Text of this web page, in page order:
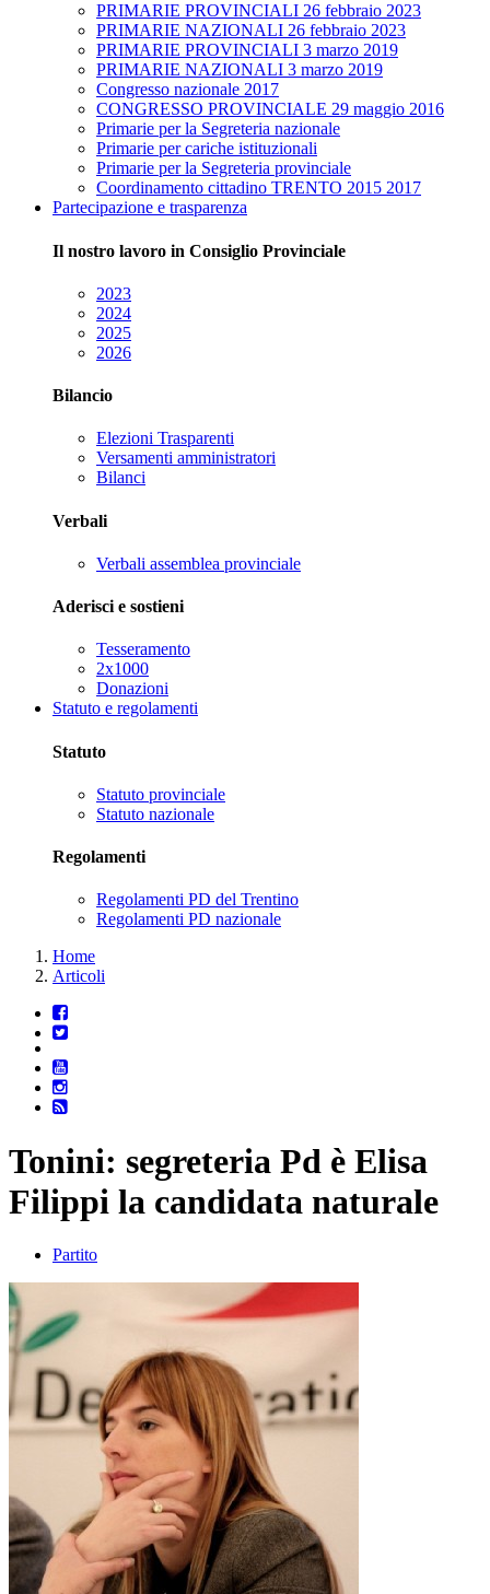
PRIMARIE PROVINCIALI 26 febbraio 2023
PRIMARIE NAZIONALI 26 febbraio 2023
PRIMARIE PROVINCIALI 3 marzo 2019
PRIMARIE NAZIONALI 3 marzo 2019
Congresso nazionale 2017
CONGRESSO PROVINCIALE 29 maggio 2016
Primarie per la Segreteria nazionale
Primarie per cariche istituzionali
Primarie per la Segreteria provinciale
Coordinamento cittadino TRENTO 2015 2017
Partecipazione e trasparenza
Il nostro lavoro in Consiglio Provinciale
2023
2024
2025
2026
Bilancio
Elezioni Trasparenti
Versamenti amministratori
Bilanci
Verbali
Verbali assemblea provinciale
Aderisci e sostieni
Tesseramento
2x1000
Donazioni
Statuto e regolamenti
Statuto
Statuto provinciale
Statuto nazionale
Regolamenti
Regolamenti PD del Trentino
Regolamenti PD nazionale
Home
Articoli
Tonini: segreteria Pd è Elisa
Filippi la candidata naturale
Partito